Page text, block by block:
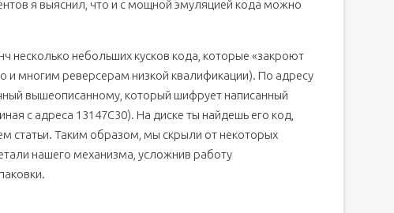
я выяснил, что и с мощной эмуляцией кода можно
несколько небольших кусков кода, которые «закроют
и многим реверсерам низкой квалификации). По адресу
вышеописанному, который шифрует написанный
с адреса 13147C30). На диске ты найдешь его код,
статьи. Таким образом, мы скрыли от некоторых
нашего механизма, усложнив работу